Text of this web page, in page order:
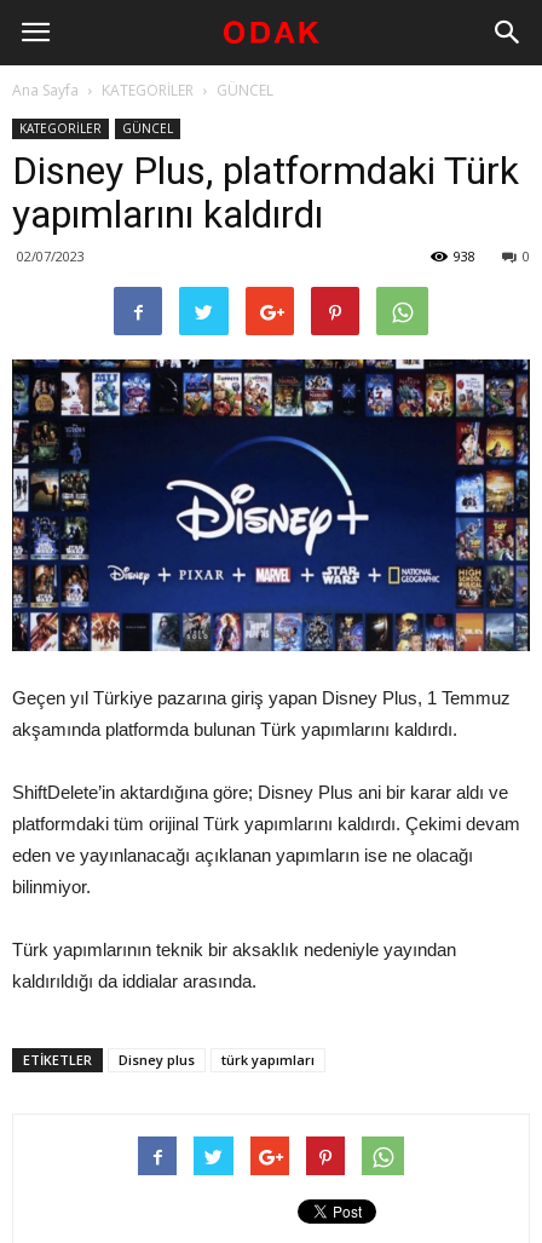
Ana Sayfa KATEGORİLER GÜNCEL
KATEGORİLER GÜNCEL
Disney Plus, platformdaki Türk
yapımlarını kaldırdı
02/07/2023 0
938
Geçen yıl Türkiye pazarına giriş yapan Disney Plus, 1 Temmuz
akşamında platformda bulunan Türk yapımlarını kaldırdı.
ShiftDelete’in aktardığına göre; Disney Plus ani bir karar aldı ve
platformdaki tüm orijinal Türk yapımlarını kaldırdı. Çekimi devam
eden ve yayınlanacağı açıklanan yapımların ise ne olacağı
bilinmiyor.
Türk yapımlarının teknik bir aksaklık nedeniyle yayından
kaldırıldığı da iddialar arasında.
ETIKETLER Disney plus türk yapımları